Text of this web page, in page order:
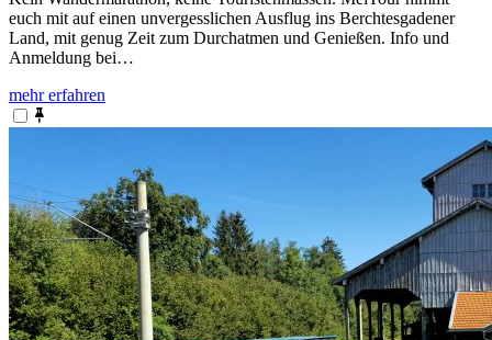
euch mit auf einen unvergesslichen Ausflug ins Berchtesgadener
Land, mit genug Zeit zum Durchatmen und Genießen. Info und
Anmeldung bei…
mehr erfahren